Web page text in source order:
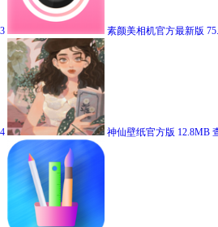
3 素颜美相机官方最新版
4 神仙壁纸官方版 12.8MB